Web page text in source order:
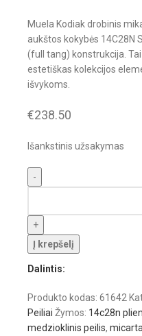
Muela Kodiak drobinis
aukštos kokybės 14C28N
(full tang) konstrukcija.
estetiškas kolekcijos
išvykoms.
€238.50
Išankstinis užsakymas
Į krepšelį
Dalintis:
Produkto kodas: 61642
Peiliai Žymos: 14c28n
medzioklinis peilis, micarta